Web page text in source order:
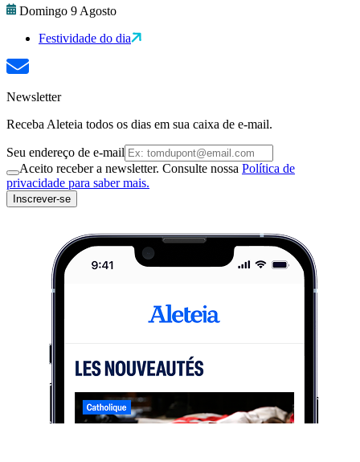
Domingo 9 Agosto
Festividade do dia
Newsletter
Receba Aleteia todos os dias em sua caixa de e-mail.
Seu endereço de e-mail
Aceito receber a newsletter. Consulte nossa Política de
privacidade para saber mais.
Inscrever-se